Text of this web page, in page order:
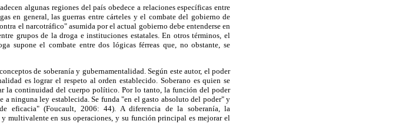
algunas regiones del país obedece a relaciones específicas entre
en general, las guerras entre cárteles y el combate del gobierno de
el narcotráfico" asumida por el actual gobierno debe entenderse en
grupos de la droga e instituciones estatales. En otros términos, el
supone el combate entre dos lógicas férreas que, no obstante, se
de soberanía y gubernamentalidad. Según este autor, el poder
es lograr el respeto al orden establecido. Soberano es quien se
la continuidad del cuerpo político. Por lo tanto, la función del poder
a ninguna ley establecida. Se funda "en el gasto absoluto del poder" y
(Foucault, 2006: 44). A diferencia de la soberanía, la
multivalente en sus operaciones, y su función principal es mejorar el